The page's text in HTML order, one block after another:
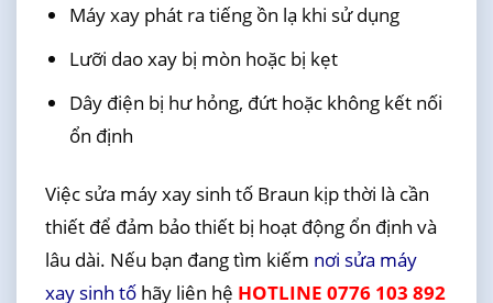
Máy xay phát ra tiếng ồn lạ khi sử dụng
Lưỡi dao xay bị mòn hoặc bị kẹt
Dây điện bị hư hỏng, đứt hoặc không kết nối
ổn định
Việc sửa máy xay sinh tố Braun kịp thời là cần
thiết để đảm bảo thiết bị hoạt động ổn định và
lâu dài. Nếu bạn đang tìm kiếm nơi sửa máy
xay sinh tốhãy liên hệ HOTLINE 0776 103 892